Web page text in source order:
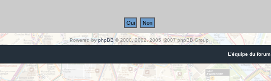
Powered byphpBB© 2000, 2002, 2005, 2007 phpBB Group
L’équipe du forum